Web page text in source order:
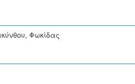
Φωκίδας